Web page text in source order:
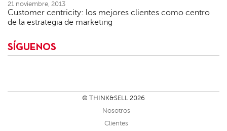
21 noviembre, 2013
Customer centricity: los mejores clientes como centro
de la estrategia de marketing
SÍGUENOS
© THINK&SELL 2026
Nosotros
Clientes